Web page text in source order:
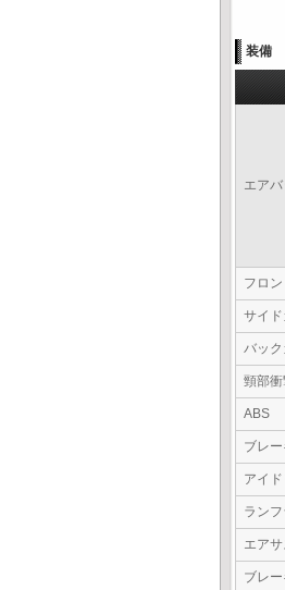
装備
エア
フロ
サイド
バック
頸部衝
ABS
ブレ
アイ
ラン
エア
ブレ